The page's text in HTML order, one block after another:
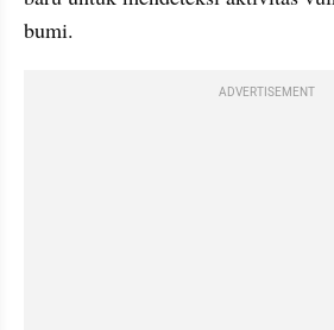
bumi.
ADVERTISEMENT